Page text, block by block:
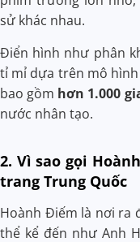
sử khác nhau.
Điển hình như phân
tỉ mỉ dựa trên mô hình
bao gồm hơn 1.000
nước nhân tạo.
2. Vì sao gọi
trang Trung Quốc
Hoành Điếm là nơi ra
thể kể đến như Anh